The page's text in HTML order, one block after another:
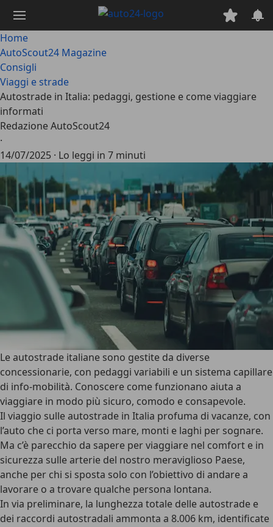
contenuto
principale
Home
AutoScout24 Magazine
Consigli
Viaggi e strade
Autostrade in Italia: pedaggi, gestione e come viaggiare
informati
Redazione AutoScout24
·
14/07/2025 · Lo leggi in 7 minuti
Le autostrade italiane sono gestite da diverse
concessionarie, con pedaggi variabili e un sistema capillare
di info-mobilità. Conoscere come funzionano aiuta a
viaggiare in modo più sicuro, comodo e consapevole.
Il viaggio sulle autostrade in Italia profuma di vacanze, con
l’auto che ci porta verso mare, monti e laghi per sognare.
Ma c’è parecchio da sapere per viaggiare nel comfort e in
sicurezza sulle arterie del nostro meraviglioso Paese,
anche per chi si sposta solo con l’obiettivo di andare a
lavorare o a trovare qualche persona lontana.
In via preliminare, la lunghezza totale delle autostrade e
dei raccordi autostradali ammonta a 8.006 km, identificate